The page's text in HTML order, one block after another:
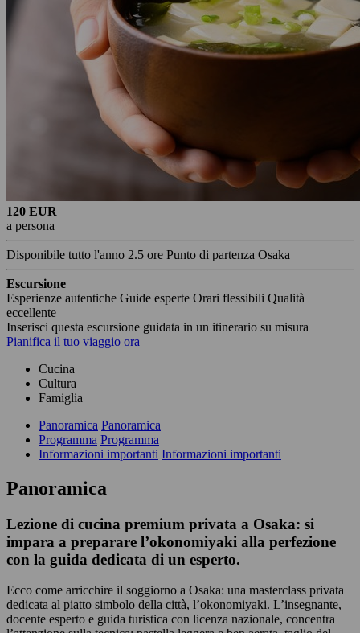
120 EUR
a persona
Disponibile tutto l'anno 2.5 ore Punto di partenza Osaka
Escursione
Esperienze autentiche Guide esperte Orari flessibili Qualità
eccellente
Inserisci questa escursione guidata in un itinerario su misura
Pianifica il tuo viaggio ora
Cucina
Cultura
Famiglia
Panoramica Panoramica
Programma Programma
Informazioni importanti Informazioni importanti
Panoramica
Lezione di cucina premium privata a Osaka: si
impara a preparare l’okonomiyaki alla perfezione
con la guida dedicata di un esperto.
Ecco come arricchire il soggiorno a Osaka: una masterclass privata
dedicata al piatto simbolo della città, l’okonomiyaki. L’insegnante,
docente esperto e guida turistica con licenza nazionale, concentra